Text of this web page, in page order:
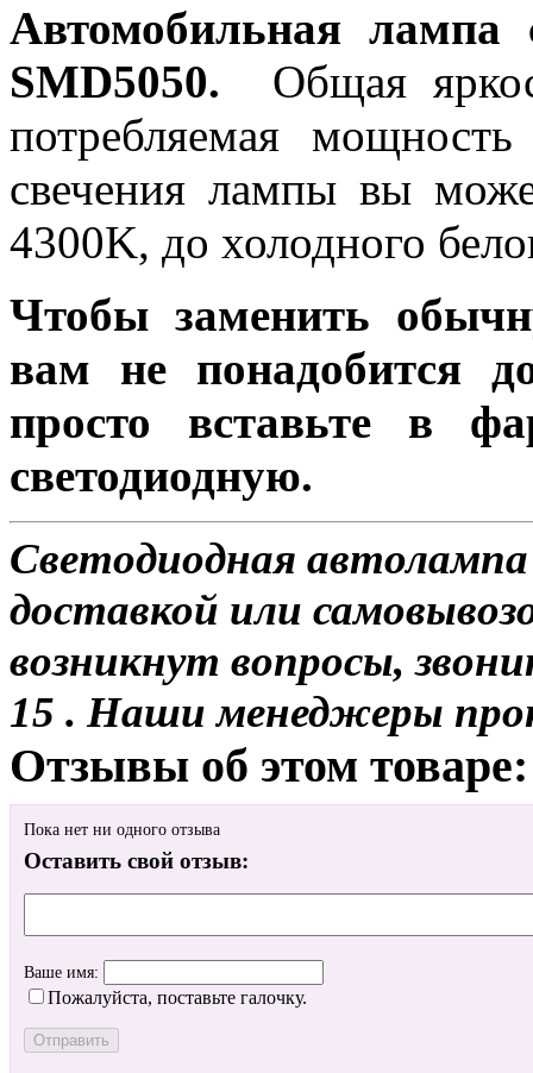
Автомобильная
SMD5050.
Общая
потребляемая
свечения лампы вы
4300K, до холодного
Чтобы заменить
вам не понадобится
просто вставьте в
светодиодную.
Светодиодная
доставкой или
возникнут вопросы,
15 . Наши менеджеры
Отзывы об этом товаре:
Пока нет ни одного отзыва
Оставить свой отзыв:
Ваше имя:
Пожалуйста, поставьте галочку.